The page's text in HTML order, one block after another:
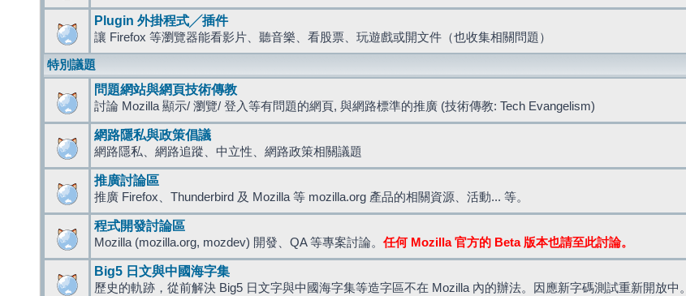
Plugin 外掛程式╱插件
讓 Firefox 等瀏覽器能看影片、聽音樂、看股票、玩遊戲或開文件（也收集相關問題）
特別議題
問題網站與網頁技術傳教
討論 Mozilla 顯示/ 瀏覽/ 登入等有問題的網頁, 與網路標準的推廣 (技術傳教: Tech Evangelism)
網路隱私與政策倡議
網路隱私、網路追蹤、中立性、網路政策相關議題
推廣討論區
推廣 Firefox、Thunderbird 及 Mozilla 等 mozilla.org 產品的相關資源、活動... 等。
程式開發討論區
Mozilla (mozilla.org, mozdev) 開發、QA 等專案討論。 任何 Mozilla 官方的 Beta 版本也請至此討論。
Big5 日文與中國海字集
歷史的軌跡，從前解決 Big5 日文字與中國海字集等造字區不在 Mozilla 內的辦法。因應新字碼測試重新開放中。